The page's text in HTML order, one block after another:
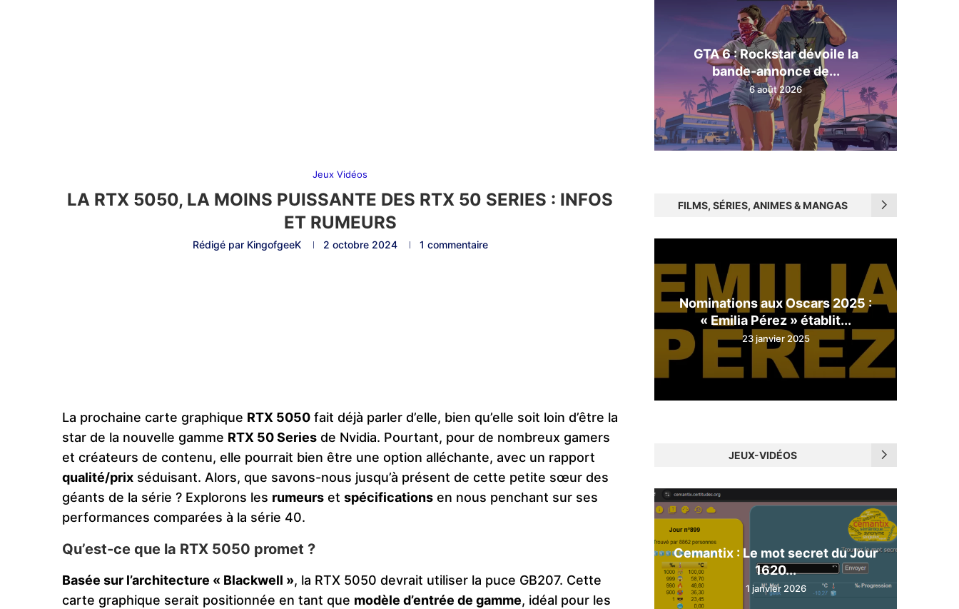
Jeux Vidéos
LA RTX 5050, LA MOINS PUISSANTE DES RTX 50 SERIES : INFOS
ET RUMEURS
Rédigé par KingofgeeK 2 octobre 2024 1 commentaire
La prochaine carte graphique RTX 5050 fait déjà parler d’elle, bien qu’elle soit loin d’être la
star de la nouvelle gamme RTX 50 Series de Nvidia. Pourtant, pour de nombreux gamers
et créateurs de contenu, elle pourrait bien être une option alléchante, avec un rapport
qualité/prix séduisant. Alors, que savons-nous jusqu’à présent de cette petite sœur des
géants de la série ? Explorons les rumeurs et spécifications en nous penchant sur ses
performances comparées à la série 40.
Qu’est-ce que la RTX 5050 promet ?
Basée sur l’architecture « Blackwell », la RTX 5050 devrait utiliser la puce GB207. Cette
carte graphique serait positionnée en tant que modèle d’entrée de gamme, idéal pour les
GTA 6 : Rockstar dévoile la
bande-annonce de...
6 août 2026
FILMS, SÉRIES, ANIMES & MANGAS
Nominations aux Oscars 2025 :
« Emilia Pérez » établit...
23 janvier 2025
JEUX-VIDÉOS
Cemantix : Le mot secret du Jour
1620...
1 janvier 2026